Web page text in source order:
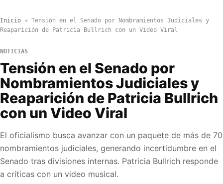
Inicio » Tensión en el Senado por Nombramientos Judiciales y
Reaparición de Patricia Bullrich con un Video Viral
NOTICIAS
Tensión en el Senado por
Nombramientos Judiciales y
Reaparición de Patricia Bullrich
con un Video Viral
El oficialismo busca avanzar con un paquete de más de 70
nombramientos judiciales, generando incertidumbre en el
Senado tras divisiones internas. Patricia Bullrich responde
a críticas con un video musical.